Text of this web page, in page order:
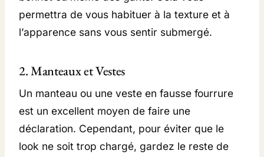
permettra de vous habituer à la texture et à
l’apparence sans vous sentir submergé.
2. Manteaux et Vestes
Un manteau ou une veste en fausse fourrure
est un excellent moyen de faire une
déclaration. Cependant, pour éviter que le
look ne soit trop chargé, gardez le reste de